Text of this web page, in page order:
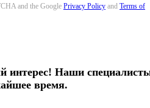
and the Google Privacy Policy and Terms of
интерес! Наши
время.